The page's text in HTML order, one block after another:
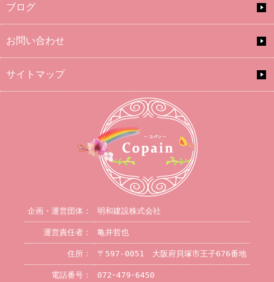
ブログ
お問い合わせ
サイトマップ
企画・運営団体： 明和建設株式会社
運営責任者： 亀井哲也
住所： 〒597-0051 大阪府貝塚市王子676番地
電話番号： 072ｰ479ｰ6450